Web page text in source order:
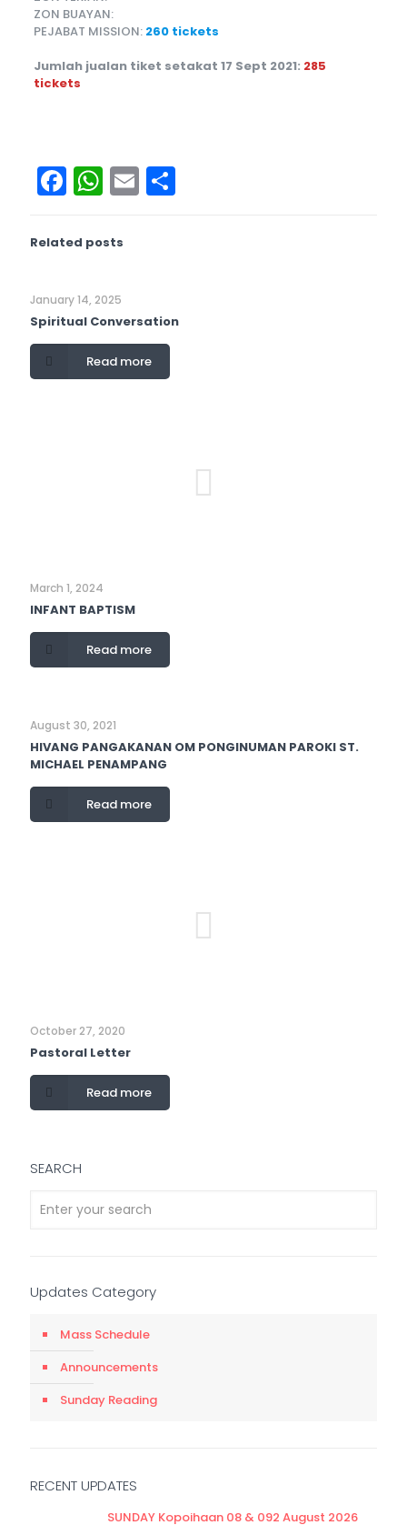
ZON BUAYAN:
PEJABAT MISSION: 260 tickets
Jumlah jualan tiket setakat 17 Sept 2021: 285
tickets
Facebook
WhatsApp
EmailShare
Related posts
January 14, 2025
Spiritual Conversation
Read more
March 1, 2024
INFANT BAPTISM
Read more
August 30, 2021
HIVANG PANGAKANAN OM PONGINUMAN PAROKI ST.
MICHAEL PENAMPANG
Read more
October 27, 2020
Pastoral Letter
Read more
SEARCH
Updates Category
Mass Schedule
Announcements
Sunday Reading
RECENT UPDATES
SUNDAY Kopoihaan 08 & 092 August 2026